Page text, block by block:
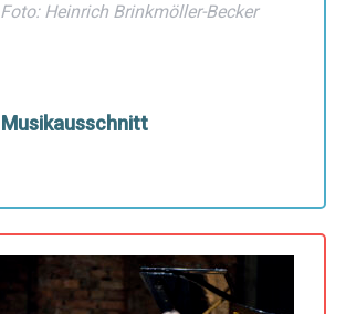
Foto: Heinrich Brinkmöller-Becker
Musikausschnitt